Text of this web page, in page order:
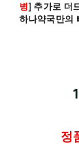
병] 추가로 더
하나약국만의
정